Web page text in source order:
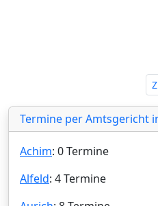
Termine per Amtsgericht
Achim: 0 Termine
Alfeld: 4 Termine